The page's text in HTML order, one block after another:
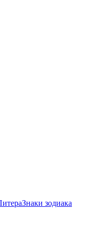
Знаки зодиака